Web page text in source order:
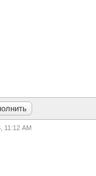
11:12 AM